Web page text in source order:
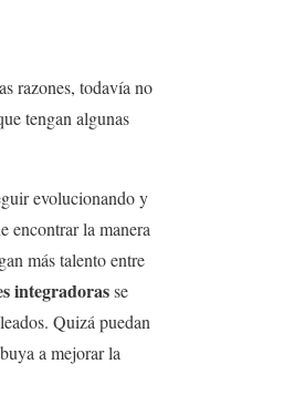
razones, todavía no
tengan algunas
evolucionando y
encontrar la manera
más talento entre
integradorasse
Quizá puedan
a mejorar la